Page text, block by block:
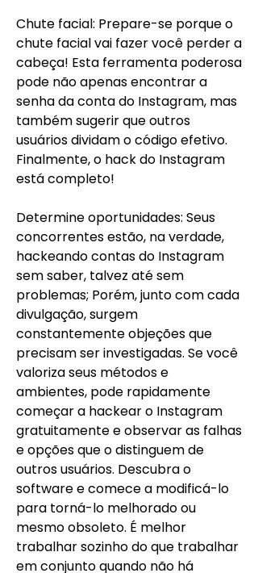
Chute facial: Prepare-se porque o
chute facial vai fazer você perder a
cabeça! Esta ferramenta poderosa
pode não apenas encontrar a
senha da conta do Instagram, mas
também sugerir que outros
usuários dividam o código efetivo.
Finalmente, o hack do Instagram
está completo!
Determine oportunidades: Seus
concorrentes estão, na verdade,
hackeando contas do Instagram
sem saber, talvez até sem
problemas; Porém, junto com cada
divulgação, surgem
constantemente objeções que
precisam ser investigadas. Se você
valoriza seus métodos e
ambientes, pode rapidamente
começar a hackear o Instagram
gratuitamente e observar as falhas
e opções que o distinguem de
outros usuários. Descubra o
software e comece a modificá-lo
para torná-lo melhorado ou
mesmo obsoleto. É melhor
trabalhar sozinho do que trabalhar
em conjunto quando não há